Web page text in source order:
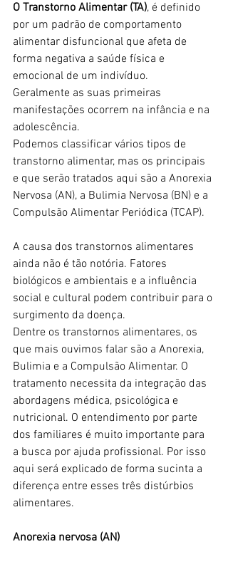
O Transtorno Alimentar (TA), é definido
por um padrão de comportamento
alimentar disfuncional que afeta de
forma negativa a saúde física e
emocional de um indivíduo.
Geralmente as suas primeiras
manifestações ocorrem na infância e na
adolescência.
Podemos classificar vários tipos de
transtorno alimentar, mas os principais
e que serão tratados aqui são a Anorexia
Nervosa (AN), a Bulimia Nervosa (BN) e a
Compulsão Alimentar Periódica (TCAP).
A causa dos transtornos alimentares
ainda não é tão notória. Fatores
biológicos e ambientais e a influência
social e cultural podem contribuir para o
surgimento da doença.
Dentre os transtornos alimentares, os
que mais ouvimos falar são a Anorexia,
Bulimia e a Compulsão Alimentar. O
tratamento necessita da integração das
abordagens médica, psicológica e
nutricional. O entendimento por parte
dos familiares é muito importante para
a busca por ajuda profissional. Por isso
aqui será explicado de forma sucinta a
diferença entre esses três distúrbios
alimentares.
Anorexia nervosa (AN)